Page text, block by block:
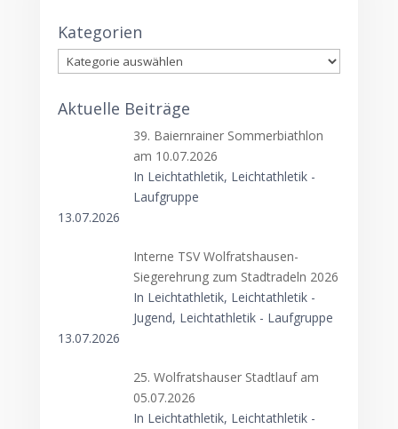
Kategorien
Kategorien
Aktuelle Beiträge
39. Baiernrainer Sommerbiathlon
am 10.07.2026
In Leichtathletik, Leichtathletik -
Laufgruppe
13.07.2026
Interne TSV Wolfratshausen-
Siegerehrung zum Stadtradeln 2026
In Leichtathletik, Leichtathletik -
Jugend, Leichtathletik - Laufgruppe
13.07.2026
25. Wolfratshauser Stadtlauf am
05.07.2026
In Leichtathletik, Leichtathletik -